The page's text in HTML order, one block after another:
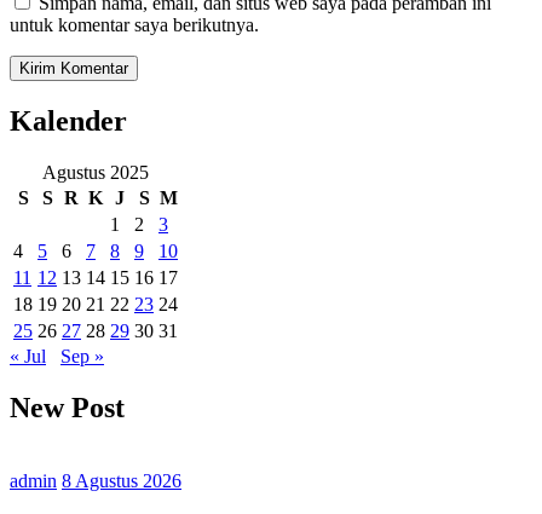
untuk komentar saya berikutnya.
Kalender
Agustus 2025
S
S R K J S M
1
2
3
4
5 6 7 8 9
10
11 12 13 14 15 16 17
18 19 20 21 22 23 24
25 26 27 28 29 30 31
« Jul
Sep »
New Post
admin 8 Agustus 2026